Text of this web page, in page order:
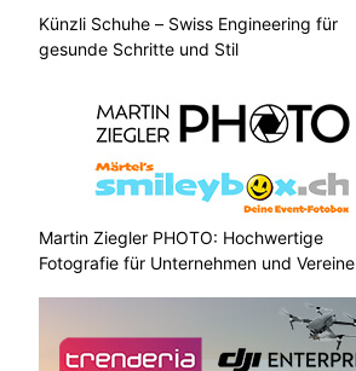
Künzli Schuhe – Swiss Engineering für
gesunde Schritte und Stil
Martin Ziegler PHOTO: Hochwertige
Fotografie für Unternehmen und Vereine